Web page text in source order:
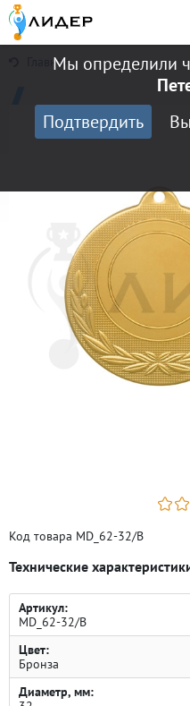
Мы определили
Подтвердить
Главная
Код товара MD_62-32/B
Технические
Артикул:
MD_62-32/B
Цвет:
Бронза
Диаметр, мм: